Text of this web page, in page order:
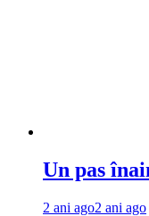
Un pas
2 ani ago2 ani ago